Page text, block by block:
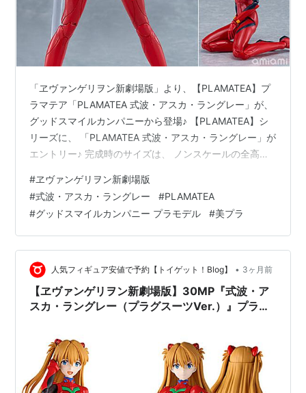
「ヱヴァンゲリヲン新劇場版」より、【PLAMATEA】プ
ラマテア「PLAMATEA 式波・アスカ・ラングレー」が、
グッドスマイルカンパニーから登場♪ 【PLAMATEA】シ
リーズに、 「PLAMATEA 式波・アスカ・ラングレー」が
エントリー♪ 完成時のサイズは、 ノンスケールの全高：
PLAMATEA『式波・アスカ・ラングレー』ヱヴァンゲリ
ヲン新劇場版 プラモデルは、グッドスマイルカンパニー
より2026年12月発売の予定です♪ 【Amazon】
30MP『式波・アスカ・ラングレー（プラグスーツ
Ver.）』【バンダイ】 【Amazon】…
#ヱヴァンゲリヲン新劇場版
#式波・アスカ・ラングレー #PLAMATEA
#グッドスマイルカンパニー プラモデル #美プラ
人気フィギュア安値で予約【トイゲット！Blog】 • 3ヶ月前
【ヱヴァンゲリヲン新劇場版】30MP『式波・ア
スカ・ラングレー（プラグスーツVer.）』プラモ